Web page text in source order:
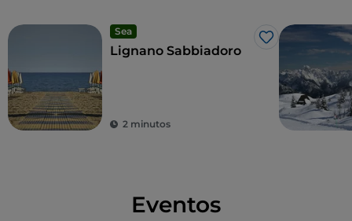
Sea
Me gusta
Lignano Sabbiadoro
2 minutos
Eventos